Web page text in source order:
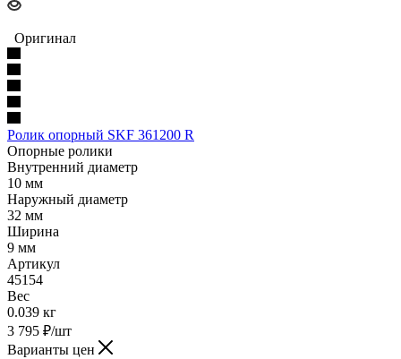
Оригинал
Ролик опорный SKF 361200 R
Опорные ролики
Внутренний диаметр
10 мм
Наружный диаметр
32 мм
Ширина
9 мм
Артикул
45154
Вес
0.039 кг
3 795 ₽/шт
Варианты цен